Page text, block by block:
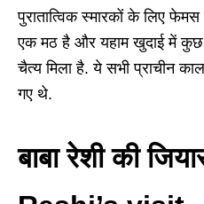
पुरातात्विक स्मारकों के लिए
एक मठ है और यहाम खुदाई में कुछ
चैत्य मिला है. ये सभी प्राचीन
गए थे.
बाबा रेशी की